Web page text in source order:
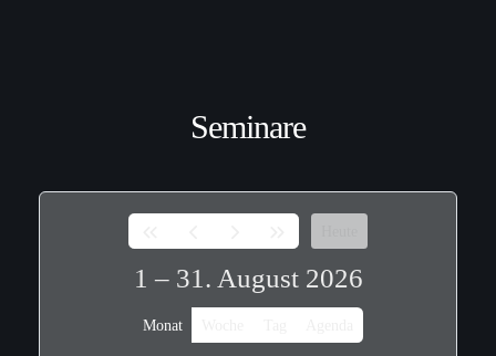
Seminare
1 – 31. August 2026
Monat